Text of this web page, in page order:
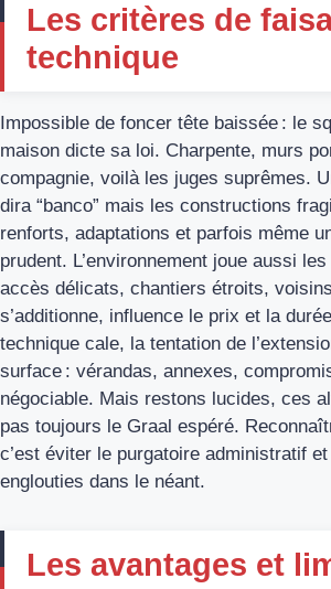
Les critères de
technique
Impossible de foncer tête baissée : le
maison dicte sa loi. Charpente, murs
compagnie, voilà les juges suprêmes.
dira “banco” mais les constructions
renforts, adaptations et parfois même
prudent. L’environnement joue aussi
accès délicats, chantiers étroits,
s’additionne, influence le prix et la
technique cale, la tentation de
surface : vérandas, annexes,
négociable. Mais restons lucides, ces
pas toujours le Graal espéré.
c’est éviter le purgatoire administratif
englouties dans le néant.
Les avantages et